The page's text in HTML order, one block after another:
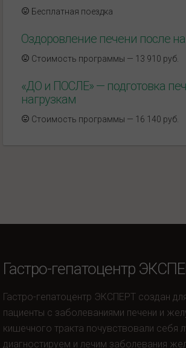
Бесплатная поездка
Оздоровление печени после
Стоимость программы — 13 910 руб.
«ДО и ПОСЛЕ» — подготовка
нагрузкам
Стоимость программы — 16 140 руб.
Гастро-гепатоцентр
Гастро-гепатоцентр ЭКСПЕРТ создан
пациенты с заболеваниями печени и
кишечного тракта почувствовали себя
диагностируем и лечим заболевания